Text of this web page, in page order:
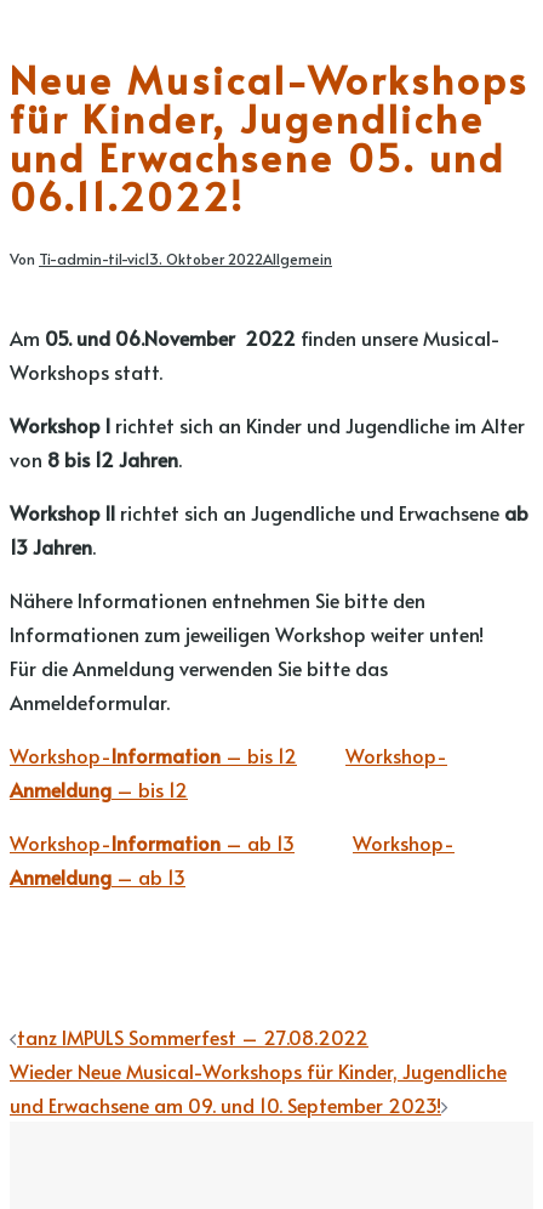
Neue Musical-Workshops
für Kinder, Jugendliche
und Erwachsene 05. und
06.11.2022!
Von Ti-admin-til-vic13. Oktober 2022Allgemein
Am 05. und 06.November 2022 finden unsere Musical-
Workshops statt.
Workshop I richtet sich an Kinder und Jugendliche im Alter
von 8 bis 12 Jahren.
Workshop II richtet sich an Jugendliche und Erwachsene ab
13 Jahren.
Nähere Informationen entnehmen Sie bitte den
Informationen zum jeweiligen Workshop weiter unten!
Für die Anmeldung verwenden Sie bitte das
Anmeldeformular.
Workshop-Information – bis 12
Workshop-
Anmeldung – bis 12
Workshop-Information – ab 13
Workshop-
Anmeldung – ab 13
Beitragsnavigation
tanz IMPULS Sommerfest – 27.08.2022
Wieder Neue Musical-Workshops für Kinder, Jugendliche
und Erwachsene am 09. und 10. September 2023!